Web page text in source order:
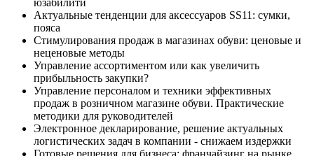
юзабилити
Актуальные тенденции для аксессуаров SS11: сумки,
пояса
Стимулирования продаж в магазинах обуви: ценовые и
неценовые методы
Управление ассортиментом или как увеличить
прибыльность закупки?
Управление персоналом и техники эффективных
продаж в розничном магазине обуви. Практические
методики для руководителей
Электронное декларирование, решение актуальных
логистических задач в компании - снижаем издержки
Готовые решения для бизнеса: франчайзинг на рынке